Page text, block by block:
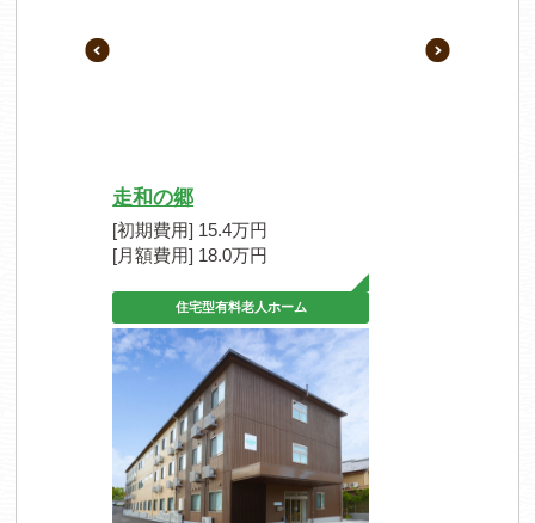
走和の郷
[初期費用] 15.4万円
[月額費用] 18.0万円
住宅型有料老人ホーム